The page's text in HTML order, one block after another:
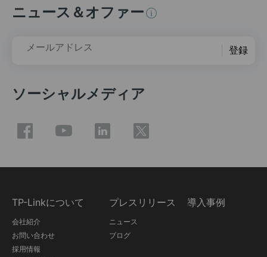
ニュース＆オファー
メールアドレス 登録
ソーシャルメディア
TP-Linkについて
会社紹介
お問い合わせ
採用情報
プレスリリース
ニュース
ブログ
導入事例